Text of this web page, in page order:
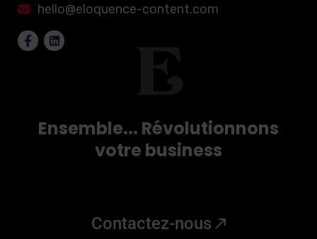
hello@eloquence-content.com
Ensemble... Révolutionnons
votre business
Contactez-nous